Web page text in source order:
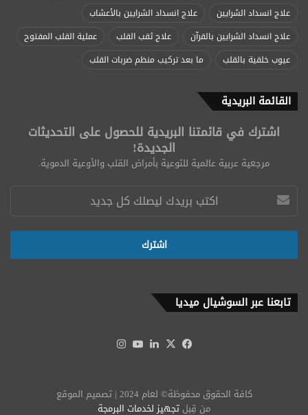
علاج انسداد الشرايين
علاج انسداد الشرايين بالأعشاب
علاج انسداد الشرايين بالقرآن
علاج ثقب القلب
عملية القلب المفتوح
عيوب خلقية بالقلب
ما بعد تركيب منظم ضربات القلب
القائمة البريدية
اشترك في قائمتنا البريدية للحصول على التحديثات
الجديدة!
مرجعية عربية عالمية للتوعية بأمراض القلب والأوعية الدموية.
تابعنا عبر السوشيال ميديا
فيسبوك
‫X لينكدإن‫YouTube
كافة الحقوق محفوظة© لعام 2024 | تصميم الموقع
من قِبل تجهيز لخدمات البرمجة